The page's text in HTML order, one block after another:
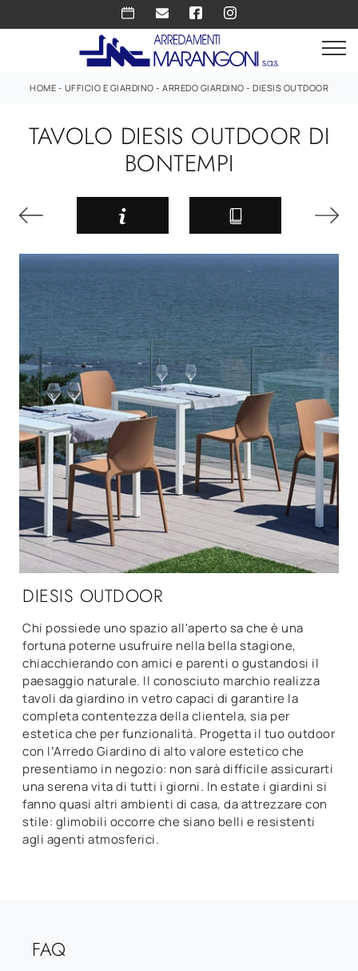
HOME - UFFICIO E GIARDINO - ARREDO GIARDINO - DIESIS OUTDOOR
TAVOLO DIESIS OUTDOOR DI
BONTEMPI
DIESIS OUTDOOR
Chi possiede uno spazio all'aperto sa che è una
fortuna poterne usufruire nella bella stagione,
chiacchierando con amici e parenti o gustandosi il
paesaggio naturale. Il conosciuto marchio realizza
tavoli da giardino in vetro capaci di garantire la
completa contentezza della clientela, sia per
estetica che per funzionalità. Progetta il tuo outdoor
con l’Arredo Giardino di alto valore estetico che
presentiamo in negozio: non sarà difficile assicurarti
una serena vita di tutti i giorni. In estate i giardini si
fanno quasi altri ambienti di casa, da attrezzare con
stile: glimobili occorre che siano belli e resistenti
agli agenti atmosferici.
FAQ